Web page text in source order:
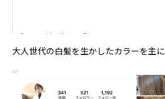
大人世代の白髪を生かしたカラーを主に